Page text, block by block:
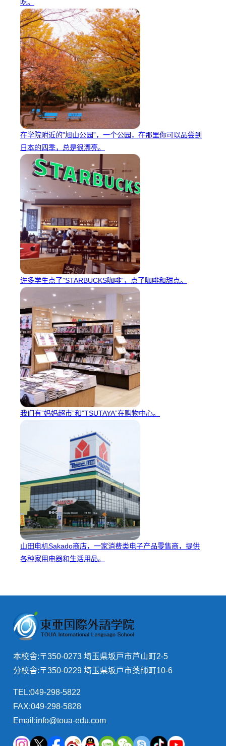
吃。
在学院附近的”旭山公园”，一个公园，在那里你可以品尝到
日本的四季，总是很漂亮。
许多学生点了”STARBUCKS咖啡”，点了咖啡和甜点。
我们有”妈妈超市”和”TSUTAYA”在购物中心。
山田电机Sakado商店，一家消费类电子产品零售商，提供
各种家用电器和生活用品。
本校舎:〒350-0273 埼玉県坂戸市芦山町2-5
分校舎:〒350-0229 埼玉県坂戸市薬師町10-6
TEL:049-298-5822
FAX:049-298-5828
Email:info@toua-edu.com